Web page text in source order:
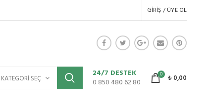
GIRIŞ / ÜYE OL
KATEGORI SEÇ
24/7 DESTEK
0 850 480 62 80
0 ₺0,00